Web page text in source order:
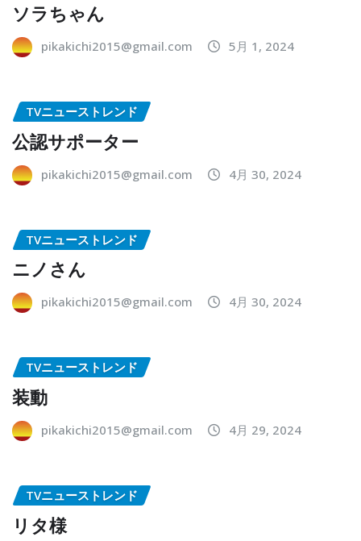
ソラちゃん
pikakichi2015@gmail.com 5月 1, 2024
TVニューストレンド
公認サポーター
pikakichi2015@gmail.com 4月 30, 2024
TVニューストレンド
ニノさん
pikakichi2015@gmail.com 4月 30, 2024
TVニューストレンド
装動
pikakichi2015@gmail.com 4月 29, 2024
TVニューストレンド
リタ様